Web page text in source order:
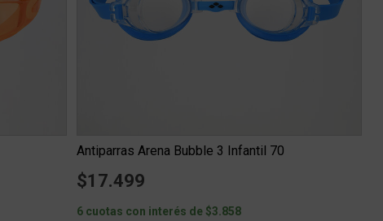
Antiparras Arena Bubble 3 Infantil 70
$17.499
6 cuotas con interés de $3.858